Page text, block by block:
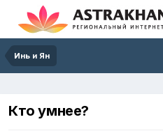
Инь и Ян
Кто умнее?